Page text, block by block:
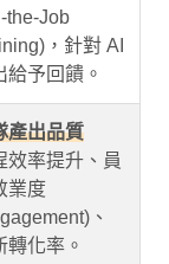
the-Job
，針對 AI
給予回饋。
產出品質
效率提升、員
業度
、
轉化率。